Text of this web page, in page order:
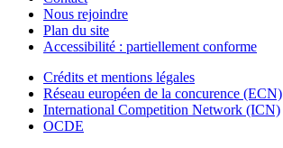
Nous rejoindre
Plan du site
Accessibilité : partiellement conforme
Crédits et mentions légales
Réseau européen de la concurence (ECN)
International Competition Network (ICN)
OCDE